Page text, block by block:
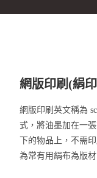
網版印刷(絹
網版印刷英文稱為
式，將油墨加在一
下的物品上，不需
為常有用絹布為版